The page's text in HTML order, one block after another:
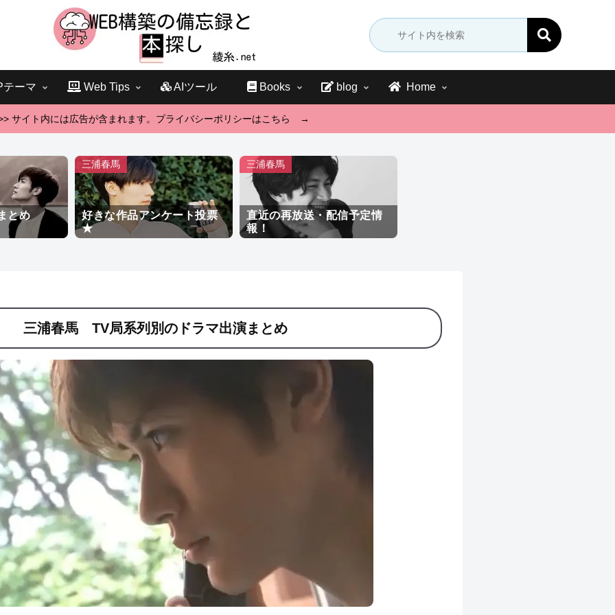
ーマ Web Tips AIツール Books blog Home
サイト内には広告が含まれます。プライバシーポリシーはこちら →
とめ
三浦春馬
好きな作品アンケート投票
★
三浦春馬
直近の再放送・配信予定情
報！
三浦春馬 TV局系列別のドラマ出演まとめ